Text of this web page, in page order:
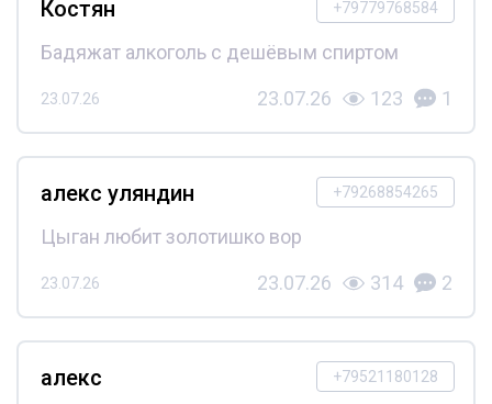
+79779768584
Костян
Бадяжат алкоголь с дешёвым спиртом
23.07.26 23.07.26 123 1
+79268854265
алекс уляндин
Цыган любит золотишко вор
23.07.26 23.07.26 314 2
+79521180128
алекс